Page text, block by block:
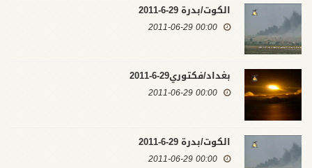
الكوت/بدرة 29-6-2011
00:00 2011-06-29
بغداد/فكتوري29-6-2011
00:00 2011-06-29
الكوت/بدرة 29-6-2011
00:00 2011-06-29